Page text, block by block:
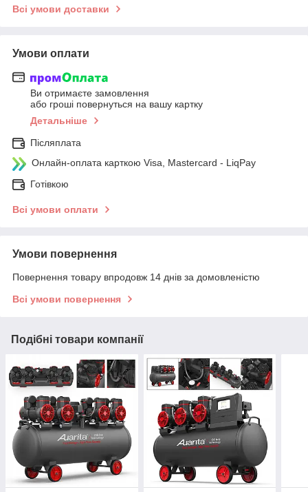
Всі умови доставки
Умови оплати
Ви отримаєте замовлення
або гроші повернуться на вашу картку
Детальніше
Післяплата
Онлайн-оплата карткою Visa, Mastercard - LiqPay
Готівкою
Всі умови оплати
Умови повернення
Повернення товару впродовж 14 днів за домовленістю
Всі умови повернення
Подібні товари компанії